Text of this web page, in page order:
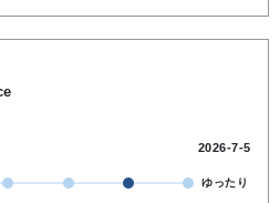
2026-7-5
ゆったり